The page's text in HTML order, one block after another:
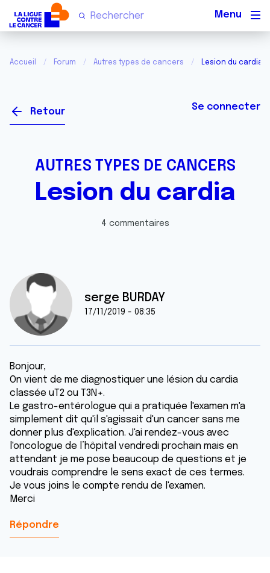
Accueil Forum Autres types de cancers Lesion du cardia
Retour Se connecter
AUTRES TYPES DE CANCERS
Lesion du cardia
4 commentaires
serge BURDAY
17/11/2019 - 08:35
Bonjour,
On vient de me diagnostiquer une lésion du cardia
classée uT2 ou T3N+.
Le gastro-entérologue qui a pratiquée l'examen m'a
simplement dit qu'il s'agissait d'un cancer sans me
donner plus d'explication. J'ai rendez-vous avec
l'oncologue de l’hôpital vendredi prochain mais en
attendant je me pose beaucoup de questions et je
voudrais comprendre le sens exact de ces termes.
Je vous joins le compte rendu de l'examen.
Merci
Répondre